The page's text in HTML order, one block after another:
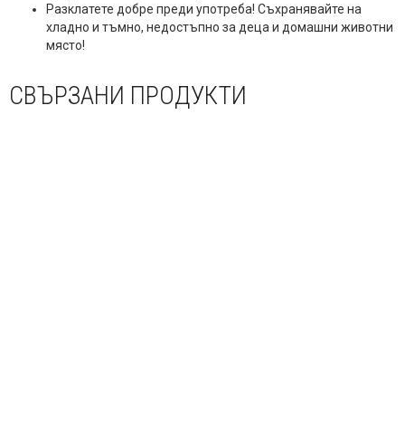
Разклатете добре преди употреба! Съхранявайте на
хладно и тъмно, недостъпно за деца и домашни животни
място!
СВЪРЗАНИ ПРОДУКТИ